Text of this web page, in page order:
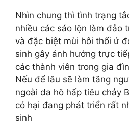
Nhìn chung thì tình trạng
nhiều các sáo lộn làm đảo
và đặc biệt mùi hôi thối ứ
sinh gây ảnh hưởng trực
các thành viên trong gia
Nếu để lâu sẽ làm tăng
ngoài da hô hấp tiêu chảy
có hại đang phát triển rất
sinh